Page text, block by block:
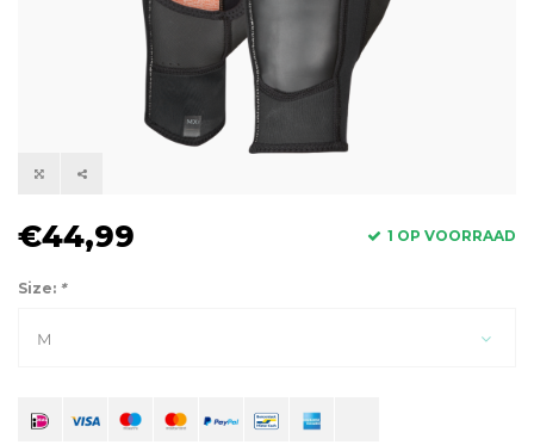
€44,99 1 OP VOORRAAD
Size: *
M